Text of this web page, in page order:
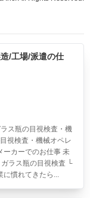
/工場/派遣の仕
ス瓶の目視検査・機
視検査・機械オペレ
ーカーでのお仕事 未
ラス瓶の目視検査 └
に慣れてきたら...